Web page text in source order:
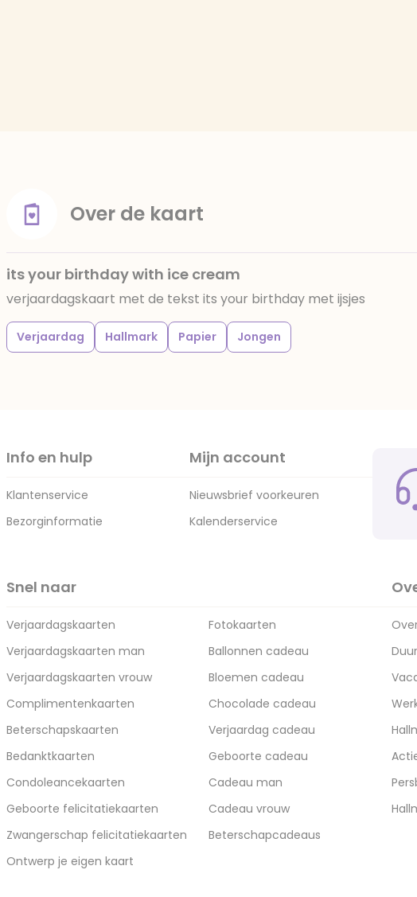
Over de kaart
its your birthday with ice cream
verjaardagskaart met de tekst its your birthday met ijsjes
Verjaardag Hallmark Papier Jongen
Info en hulp
Klantenservice
Bezorginformatie
Mijn account
Nieuwsbrief voorkeuren
Kalenderservice
Snel naar
Verjaardagskaarten
Verjaardagskaarten man
Verjaardagskaarten vrouw
Complimentenkaarten
Beterschapskaarten
Bedanktkaarten
Condoleancekaarten
Geboorte felicitatiekaarten
Zwangerschap felicitatiekaarten
Ontwerp je eigen kaart
Fotokaarten
Ballonnen cadeau
Bloemen cadeau
Chocolade cadeau
Verjaardag cadeau
Geboorte cadeau
Cadeau man
Cadeau vrouw
Beterschapcadeaus